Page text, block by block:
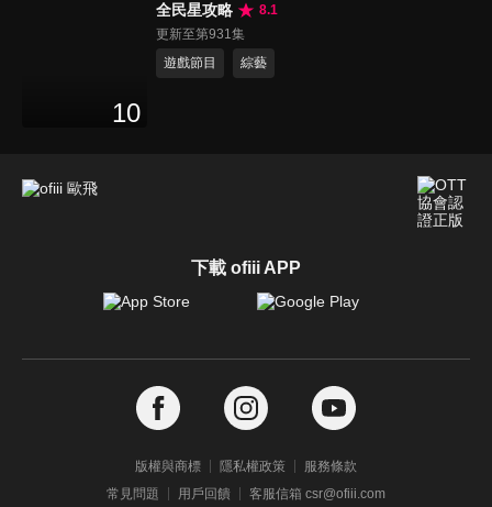
10
全民星攻略
8.1
更新至第931集
遊戲節目
綜藝
下載 ofiii APP
版權與商標 隱私權政策
服務條款
常見問題
用戶回饋 客服信箱 csr@ofiii.com